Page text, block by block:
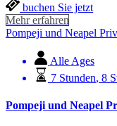
buchen Sie jetzt
Mehr erfahren
Pompeji und Neapel
Alle Ages
7 Stunden, 8
Pompeji und Neapel